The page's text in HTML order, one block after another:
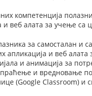
компетенција
и веб алата за учење
за самосталан и
апликација и веб
и анимација за
праћење и вредновање
(Google Classroom)